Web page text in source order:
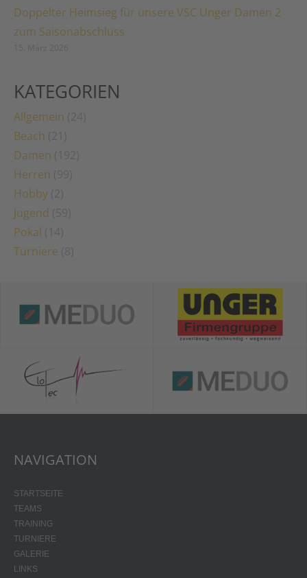
Doppelter Heimsieg für unsere VSC Unger Damen 2
zum Saisonabschluss
KATEGORIEN
Allgemein
Beach
Damen
Herren
Hobby
Jugend
Pokal
Turniere
NAVIGATION
STARTSEITE
TEAMS
TRAINING
TURNIERE
GALERIE
LINKS